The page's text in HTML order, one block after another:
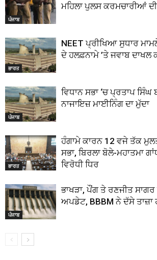
ਪੰਜਾਬ
ਮਹਿਲਾ ਪੁਲਸ ਕਰਮਚਾਰੀਆਂ ਦੀ
ਭਾਰਤ
NEET ਪ੍ਰੀਖਿਆ ਸੁਧਾਰ
ਦੇ ਹਲਫ਼ਨਾਮੇ ’ਤੇ ਜਵਾਬ
ਪੰਜਾਬ
ਵਿਧਾਨ ਸਭਾ ‘ਚ ਪ੍ਰਤਾਪ
ਨਾਜਾਇਜ਼ ਮਾਈਨਿੰਗ ਦਾ ਮੁੱਦਾ
ਭਾਰਤ
ਹੰਗਾਮੇ ਕਾਰਨ 12 ਵਜੇ ਤੱਕ
ਸਭਾ, ਬਿਰਲਾ ਬੋਲੇ-ਮਹਾਤਮਾ
ਵਿਰੋਧੀ ਧਿਰ
ਪੰਜਾਬ
ਭਾਖੜਾ, ਪੌਂਗ ਤੇ ਰਣਜੀਤ
ਅਪਡੇਟ, BBBM ਨੇ ਦੱਸੇ ਤਾਜ਼ਾ